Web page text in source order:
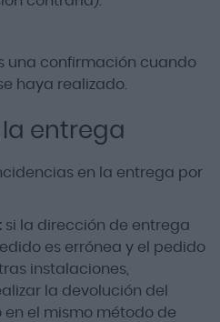
una confirmación cuando
haya realizado.
la entrega
en la entrega por
si la dirección de entrega
es errónea y el pedido
instalaciones,
la devolución del
el mismo método de